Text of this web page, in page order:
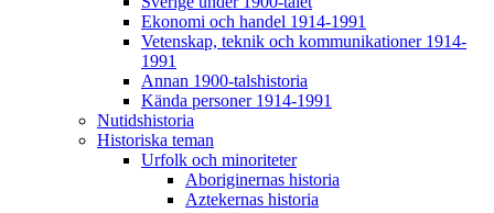
Ekonomi och handel 1914-1991
Vetenskap, teknik och kommunikationer 1914-
1991
Annan 1900-talshistoria
Kända personer 1914-1991
Nutidshistoria
Historiska teman
Urfolk och minoriteter
Aboriginernas historia
Aztekernas historia